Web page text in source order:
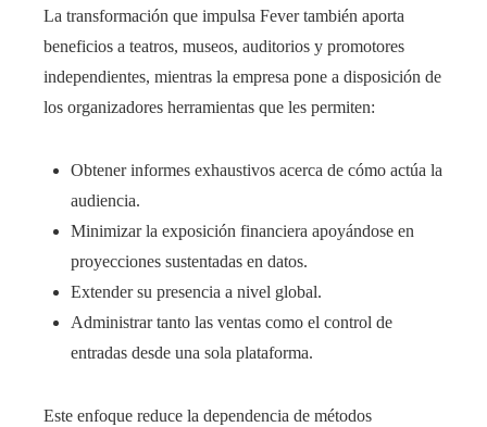
La transformación que impulsa Fever también aporta
beneficios a teatros, museos, auditorios y promotores
independientes, mientras la empresa pone a disposición de
los organizadores herramientas que les permiten:
Obtener informes exhaustivos acerca de cómo actúa la
audiencia.
Minimizar la exposición financiera apoyándose en
proyecciones sustentadas en datos.
Extender su presencia a nivel global.
Administrar tanto las ventas como el control de
entradas desde una sola plataforma.
Este enfoque reduce la dependencia de métodos